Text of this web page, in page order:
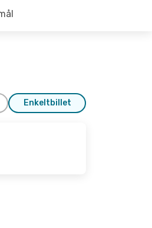
Enkeltbillet